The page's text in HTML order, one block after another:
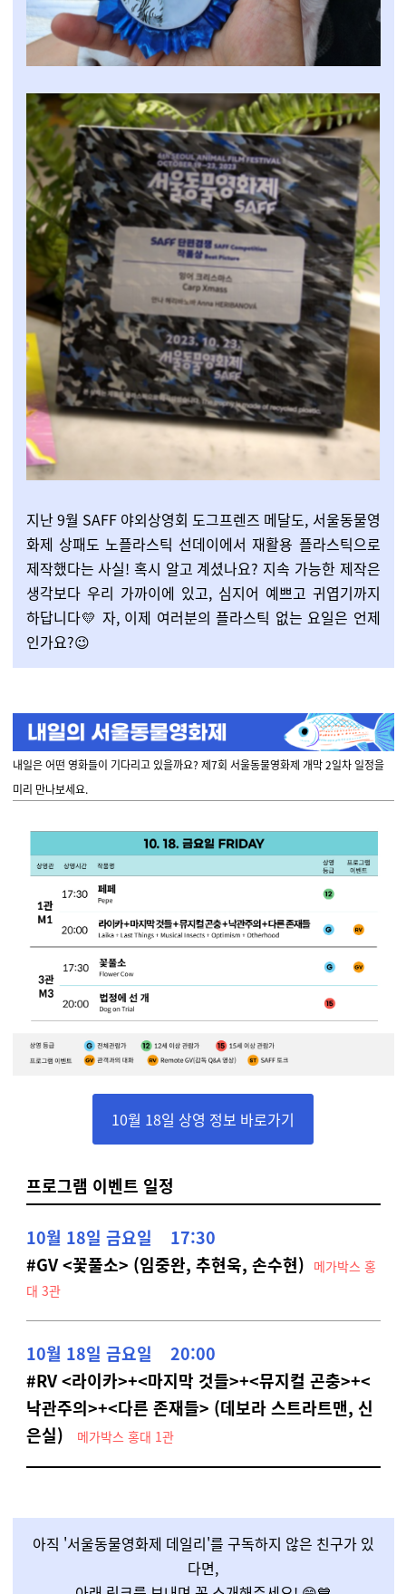
지난 9월 SAFF 야외상영회 도그프렌즈 메달도, 서울동물영
화제 상패도 노플라스틱 선데이에서 재활용 플라스틱으로
제작했다는 사실! 혹시 알고 계셨나요? 지속 가능한 제작은
생각보다 우리 가까이에 있고, 심지어 예쁘고 귀엽기까지
하답니다💛 자, 이제 여러분의 플라스틱 없는 요일은 언제
인가요?😉
내일은 어떤 영화들이 기다리고 있을까요? 제7회 서울동물영화제 개막 2일차 일정을
미리 만나보세요.
10월 18일 상영 정보 바로가기
프로그램 이벤트 일정
10월 18일 금요일 17:30
#GV <꽃풀소> (임중완, 추현욱, 손수현) 메가박스 홍
대 3관
10월 18일 금요일 20:00
#RV <라이카>+<마지막 것들>+<뮤지컬 곤충>+<
낙관주의>+<다른 존재들> (데보라 스트라트맨, 신
은실)
메가박스 홍대 1관
아직 '서울동물영화제 데일리'를 구독하지 않은 친구가 있
다면,